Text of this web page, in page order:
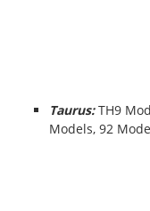
Taurus:TH9
Models, 92